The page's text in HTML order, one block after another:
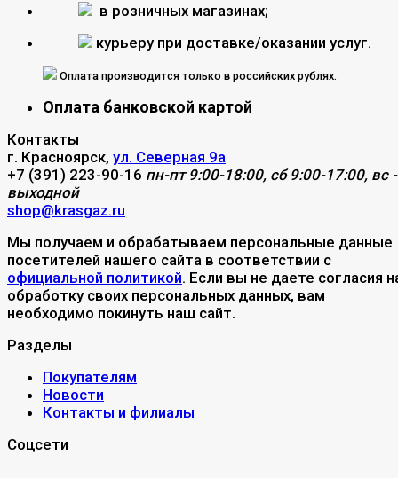
в розничных магазинах;
курьеру при доставке/оказании услуг.
Оплата производится только в российских рублях.
Оплата банковской картой
Контакты
г. Красноярск, ул. Северная 9а
+7 (391) 223-90-16 пн-пт 9:00-18:00, сб 9:00-17:00, вс -
выходной
shop@krasgaz.ru
Мы получаем и обрабатываем персональные данные
посетителей нашего сайта в соответствии с
официальной политикой. Если вы не даете согласия
обработку своих персональных данных, вам
необходимо покинуть наш сайт.
Разделы
Покупателям
Новости
Контакты и филиалы
Соцсети